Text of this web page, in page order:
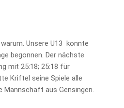
Unsere U13 konnte
begonnen. Der nächste
mit 25:18; 25:18 für
Kriftel seine Spiele alle
Mannschaft aus Gensingen.